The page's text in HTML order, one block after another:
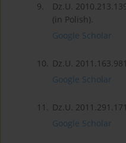
9.
Dz.U.
(in Polish).
Google Scholar
10. Dz.U.
Google Scholar
11. Dz.U.
Google Scholar